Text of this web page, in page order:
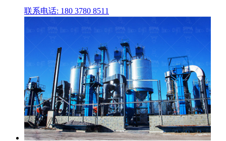
联系电话: 180 3780 8511